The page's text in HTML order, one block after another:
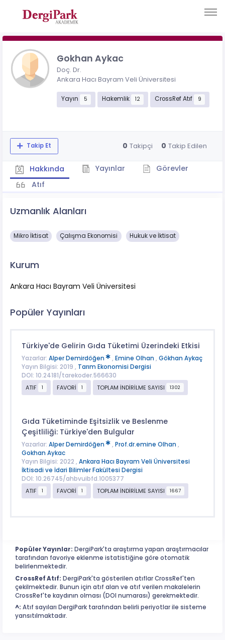
Gokhan Aykac
Doç. Dr.
Ankara Hacı Bayram Veli Üniversitesi
Yayın 5 Hakemlik 12 CrossRef Atıf 9
Takip Et 0 Takipçi 0 Takip Edilen
Hakkında Yayınlar
Görevler
Atıf
Uzmanlık Alanları
Mikro İktisat Çalışma Ekonomisi Hukuk ve İktisat
Kurum
Ankara Hacı Bayram Veli Üniversitesi
Popüler Yayınları
Türkiye'de Gelirin Gıda Tüketimi Üzerindeki Etkisi
Yazarlar: Alper Demirdöğen , Emine Olhan , Gökhan Aykaç
Yayın Bilgisi: 2019 , Tarım Ekonomisi Dergisi
DOI: 10.24181/tarekoder.566630
ATIF
1 FAVORİ 1 TOPLAM İNDİRİLME SAYISI 1302
Gıda Tüketiminde Eşitsizlik ve Beslenme
Çeşitliliği: Türkiye'den Bulgular
Yazarlar: Alper Demirdöğen , Prof.dr.emine Olhan ,
Gokhan Aykac
Yayın Bilgisi: 2022 , Ankara Hacı Bayram Veli Üniversitesi
İktisadi ve İdari Bilimler Fakültesi Dergisi
DOI: 10.26745/ahbvuibfd.1005377
ATIF
1 FAVORİ 1 TOPLAM İNDİRİLME SAYISI 1667
Popüler Yayınlar: DergiPark'ta araştırma yapan araştırmacılar
tarafından favoriye eklenme istatistiğine göre otomatik
belirlenmektedir.
CrossRef Atıf: DergiPark'ta gösterilen atıflar CrossRef'ten
çekilmektedir. Bunun için atıf alan ve atıf verilen makalelerin
CrossRef'te kaydının olması (DOI numarası) gerekmektedir.
^: Atıf sayıları DergiPark tarafından belirli periyotlar ile sisteme
yansıtılmaktadır.